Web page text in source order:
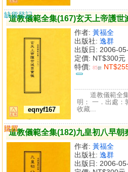
道教儀範全集(167)玄天上帝護世
eqnyf167
作者: 黃福全
出版社: 逸群
出版日: 2006-
定價: NT$300元
特價: 85折
缺貨登記
道教儀範全
明： 一．出處：
收藏...
道教儀範全集(182)九皇初八早朝
作者: 黃福全
出版社: 逸群
出版日: 2006-
購買
比較